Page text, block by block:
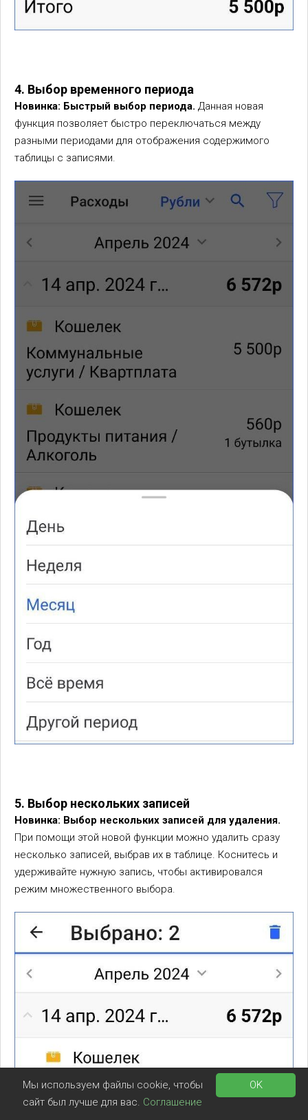
4. Выбор временного периода
Новинка: Быстрый выбор периода. Данная новая
функция позволяет быстро переключаться между
разными периодами для отображения содержимого
таблицы с записями.
5. Выбор нескольких записей
Новинка: Выбор нескольких записей для удаления.
При помощи этой новой функции можно удалить сразу
несколько записей, выбрав их в таблице. Коснитесь и
удерживайте нужную запись, чтобы активировался
режим множественного выбора.
OK
Мы используем файлы cookie, чтобы
сайт был лучше для вас. Соглашение